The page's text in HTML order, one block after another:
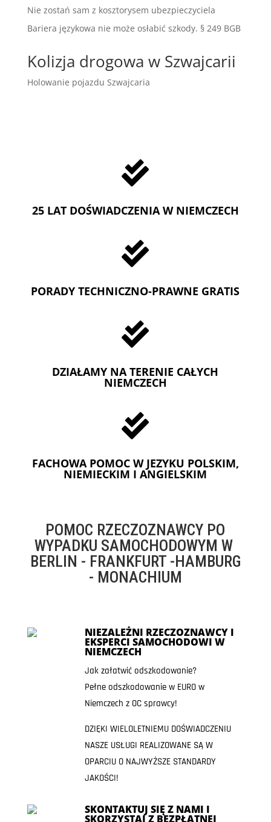
Nie zostań sam z kosztorysem ubezpieczyciela
Bariera językowa nie może osłabić szkody. § 249 BGB
Kolizja drogowa w Szwajcarii
Holowanie pojazdu Szwajcaria

25 LAT DOŚWIADCZENIA W NIEMCZECH

PORADY TECHNICZNO-PRAWNE GRATIS

DZIAŁAMY NA TERENIE CAŁYCH
NIEMCZECH

FACHOWA POMOC W JEZYKU POLSKIM,
NIEMIECKIM I ANGIELSKIM
POMOC RZECZOZNAWCY PO
WYPADKU SAMOCHODOWYM W
BERLIN - FRANKFURT -HAMBURG
- MONACHIUM
NIEZALEŻNI RZECZOZNAWCY I
EKSPERCI SAMOCHODOWI W
NIEMCZECH
Jak załatwić odszkodowanie?
Pełne odszkodowanie w EURO w
Niemczech z OC sprawcy!
DZIĘKI WIELOLETNIEMU DOŚWIADCZENIU
NASZE USŁUGI REALIZOWANE SĄ W
OPARCIU O NAJWYŻSZE STANDARDY
JAKOŚCI!
SKONTAKTUJ SIĘ Z NAMI I
SKORZYSTAJ Z BEZPŁATNEJ